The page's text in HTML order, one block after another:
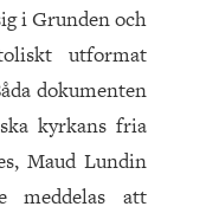
i Grunden och
utformat
dokumenten
kyrkans fria
Maud Lundin
meddelas att